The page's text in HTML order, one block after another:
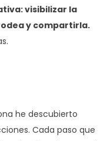
visibilizar la
y compartirla.
he descubierto
Cada paso que